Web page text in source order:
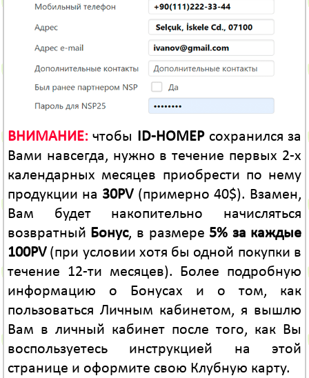
ВНИМАНИЕ:чтобы ID-НОМЕРсохранился за
Вами навсегда, нужно в течение первых 2-х
календарных месяцев приобрести по нему
продукции на 30PV(примерно 40$). Взамен,
Вам будет накопительно начисляться
возвратный Бонус, в размере 5% за каждые
100PV(при условии хотя бы одной покупки в
течение 12-ти месяцев). Более подробную
информацию о Бонусах и о том, как
пользоваться Личным кабинетом, я вышлю
Вам в личный кабинет после того, как Вы
воспользуетесь инструкцией на этой
странице и оформите свою Клубную карту.